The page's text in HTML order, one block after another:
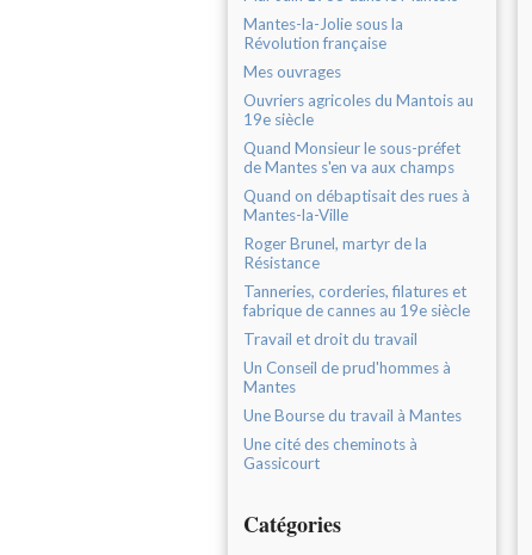
Mantes-la-Jolie sous la
Révolution française
Mes ouvrages
Ouvriers agricoles du Mantois au
19e siècle
Quand Monsieur le sous-préfet
de Mantes s'en va aux champs
Quand on débaptisait des rues à
Mantes-la-Ville
Roger Brunel, martyr de la
Résistance
Tanneries, corderies, filatures et
fabrique de cannes au 19e siècle
Travail et droit du travail
Un Conseil de prud'hommes à
Mantes
Une Bourse du travail à Mantes
Une cité des cheminots à
Gassicourt
Catégories